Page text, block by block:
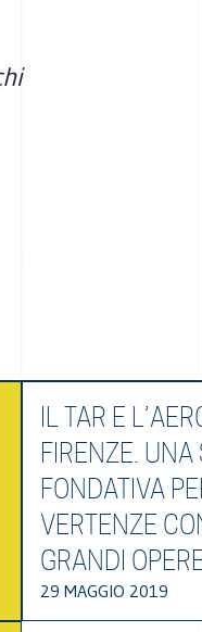
IL TAR E
FIRENZE.
FONDATIVA
VERTENZE
GRANDI
29 MAGGIO 2019